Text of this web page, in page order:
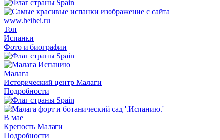
Топ
Испанки
Фото и биографии
Малага
Исторический центр Малаги
Подробности
В мае
Крепость Малаги
Подробности